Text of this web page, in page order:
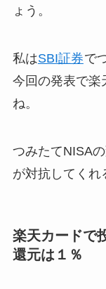
ょう。
私はSBI証券で
今回の発表で楽
ね。
つみたてNISA
が対抗してくれ
楽天カードで
還元は１％